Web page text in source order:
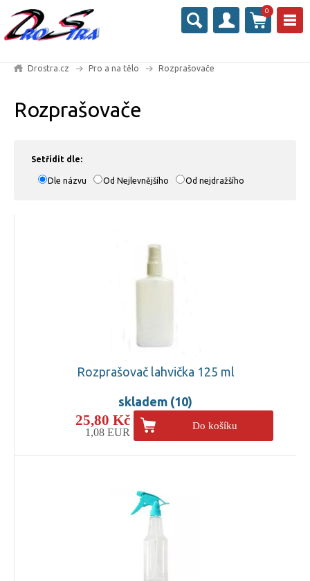
0
Drostra.cz Pro a na tělo Rozprašovače
Rozprašovače
Setřídit dle:
Dle názvu Od Nejlevnějšího Od nejdražšího
Rozprašovač lahvička 125 ml
skladem (10)
25,80 Kč
1,08 EUR
Do košíku